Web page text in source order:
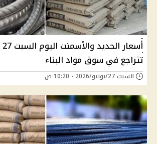
تتراجع في سوق مواد البناء
السبت 27/يونيو/2026 - 10:20 ص